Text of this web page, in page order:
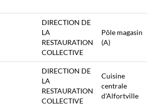
DIRECTION DE
LA
RESTAURATION
COLLECTIVE
Pôle magasin
(A)
DIRECTION DE
LA
RESTAURATION
COLLECTIVE
Cuisine
centrale
d'Alfortville